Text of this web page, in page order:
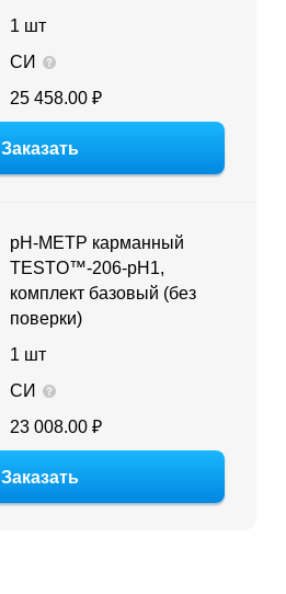
1 шт
СИ
25 458.00 ₽
Заказать
pH-МЕТР карманный
TESTO™-206-pH1,
комплект базовый (без
поверки)
1 шт
СИ
23 008.00 ₽
Заказать